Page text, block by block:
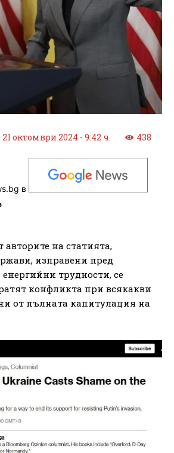
октомври 2024 - 9:42 ч. 438
в
авторите на статията,
изправени пред
трудности, се
конфликта при всякакви
от пълната капитулация на